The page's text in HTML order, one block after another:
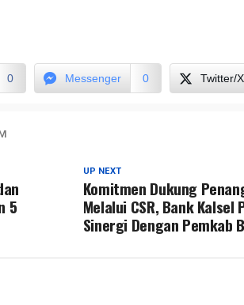
0 Messenger 0 Twitter/X
UP NEXT
Komitmen Dukung
Melalui CSR, Bank Kalsel
Sinergi Dengan Pemkab
5